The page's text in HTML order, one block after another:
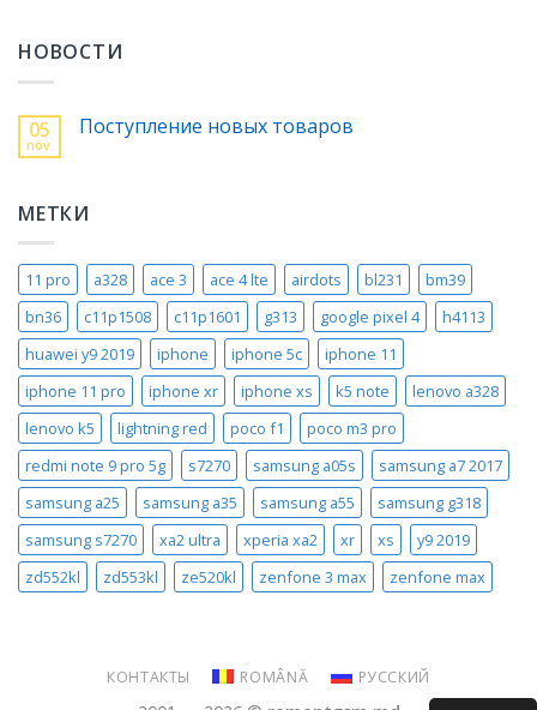
НОВОСТИ
05
nov.
Поступление новых товаров
МЕТКИ
11 pro a328 ace 3 ace 4 lte airdots bl231
bm39
bn36
c11p1508 c11p1601 g313 google pixel 4
h4113
huawei y9 2019
iphone iphone 5c
iphone 11
iphone 11 pro
iphone xr iphone xs k5 note
lenovo a328
lenovo k5
lightning red poco f1
poco m3 pro
redmi note 9 pro 5g
s7270 samsung a05s
samsung a7 2017
samsung a25
samsung a35 samsung a55
samsung g318
samsung s7270
xa2 ultra xperia xa2 xr xs
y9 2019
zd552kl
zd553kl ze520kl zenfone 3 max zenfone max
КОНТАКТЫ ROMÂNĂ РУССКИЙ